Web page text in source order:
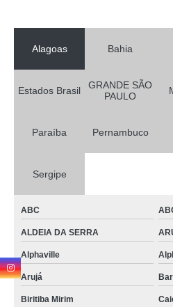
Alagoas Bahia
Estados Brasil
GRANDE SÃO
PAULO
Paraíba Pernambuco
Sergipe
ABC
ALDEIA DA SERRA
Alphaville
Arujá
Biritiba Mirim